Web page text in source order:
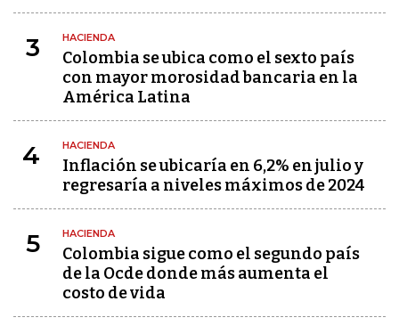
3 HACIENDA
Colombia se ubica como el sexto país
con mayor morosidad bancaria en la
América Latina
4 HACIENDA
Inflación se ubicaría en 6,2% en julio y
regresaría a niveles máximos de 2024
5 HACIENDA
Colombia sigue como el segundo país
de la Ocde donde más aumenta el
costo de vida